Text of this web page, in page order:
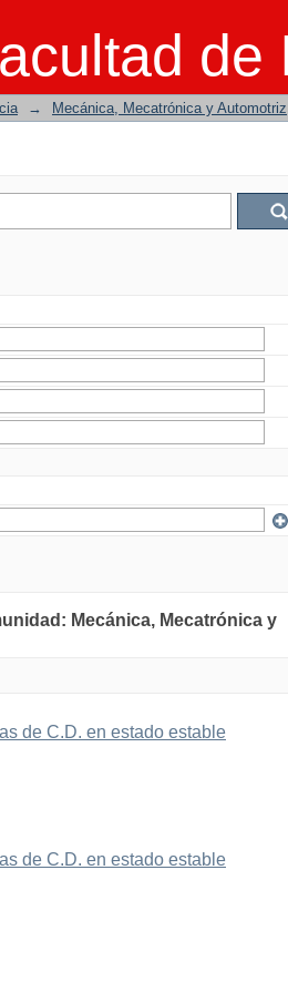
de
→ Mecánica, Mecatrónica y Automotriz
Mecánica, Mecatrónica y
de C.D. en estado estable
de C.D. en estado estable